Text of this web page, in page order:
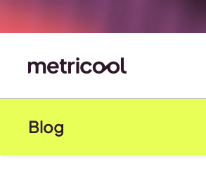
Blog